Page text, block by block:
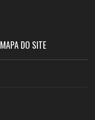
MAPA DO SITE